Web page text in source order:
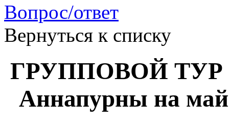
Вопрос/ответ
Вернуться к списку
ГРУППОВОЙ ТУР
Аннапурны на